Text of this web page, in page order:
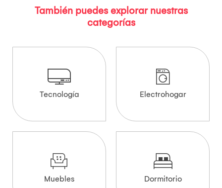
También puedes explorar nuestras
categorías
Tecnología Electrohogar
Muebles Dormitorio